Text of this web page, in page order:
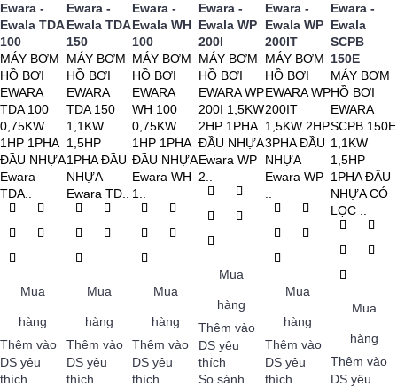
Ewara -
Ewala TDA
100
MÁY BƠM
HỒ BƠI
EWARA
TDA 100
0,75KW
1HP 1PHA
ĐẦU NHỰA
Ewara
TDA..
Mua
hàng
Thêm vào
DS yêu
thích
Ewara -
Ewala TDA
150
MÁY BƠM
HỒ BƠI
EWARA
TDA 150
1,1KW
1,5HP
1PHA ĐẦU
NHỰA
Ewara TD..
Mua
hàng
Thêm vào
DS yêu
thích
Ewara -
Ewala WH
100
MÁY BƠM
HỒ BƠI
EWARA
WH 100
0,75KW
1HP 1PHA
ĐẦU NHỰA
Ewara WH
1..
Mua
hàng
Thêm vào
DS yêu
thích
Ewara -
Ewala WP
200I
MÁY BƠM
HỒ BƠI
EWARA WP
200I 1,5KW
2HP 1PHA
ĐẦU NHỰA
Ewara WP
2..
Mua
hàng
Thêm vào
DS yêu
thích
So sánh
Ewara -
Ewala WP
200IT
MÁY BƠM
HỒ BƠI
EWARA WP
200IT
1,5KW 2HP
3PHA ĐẦU
NHỰA
Ewara WP
..
Mua
hàng
Thêm vào
DS yêu
thích
Ewara -
Ewala
SCPB
150E
MÁY BƠM
HỒ BƠI
EWARA
SCPB 150E
1,1KW
1,5HP
1PHA ĐẦU
NHỰA CÓ
LỌC ..
Mua
hàng
Thêm vào
DS yêu